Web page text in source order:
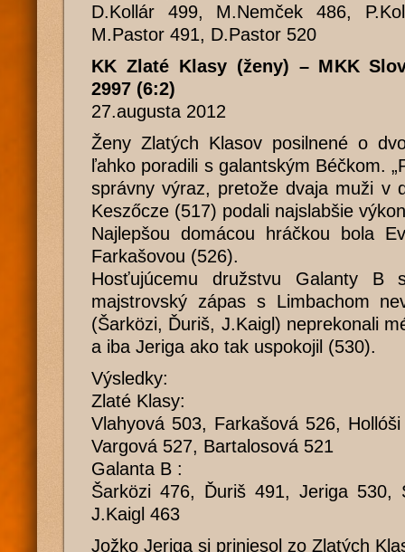
D.Kollár 499, M.Nemček 486,
M.Pastor 491, D.Pastor 520
KK Zlaté Klasy (ženy) – MKK
2997 (6:2)
27.augusta 2012
Ženy Zlatých Klasov posilnené o
ľahko poradili s galantským Béčkom.
správny výraz, pretože dvaja muži v
Keszőcze (517) podali najslabšie
Najlepšou domácou hráčkou bola
Farkašovou (526).
Hosťujúcemu družstvu Galanty B
majstrovský zápas s Limbachom
(Šarközi, Ďuriš, J.Kaigl) neprekonali
a iba Jeriga ako tak uspokojil (530).
Výsledky:
Zlaté Klasy:
Vlahyová 503, Farkašová 526,
Vargová 527, Bartalosová 521
Galanta B :
Šarközi 476, Ďuriš 491, Jeriga 530,
J.Kaigl 463
Jožko Jeriga si priniesol zo Zlatých